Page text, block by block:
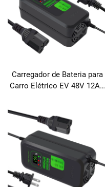
Carregador de Bateria para
Carro Elétrico EV 48V 12AH
Bicicleta Elétrica, Display
Digital, Ferramenta Elétrica
de Chumbo-Ácido